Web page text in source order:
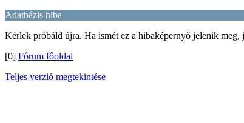
Adatbázis hiba
Kérlek próbáld újra. Ha ismét ez a hibaképernyő jelenik meg,
[0] Fórum főoldal
Teljes verzió megtekintése